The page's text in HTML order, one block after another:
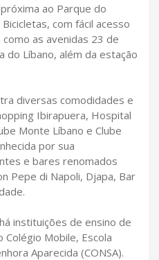
ao Parque do
com fácil acesso
as avenidas 23 de
do Líbano, além da estação
diversas comodidades e
Ibirapuera, Hospital
Monte Líbano e Clube
por sua
e bares renomados
Pepe di Napoli, Djapa, Bar
instituições de ensino de
Mobile, Escola
Aparecida (CONSA).